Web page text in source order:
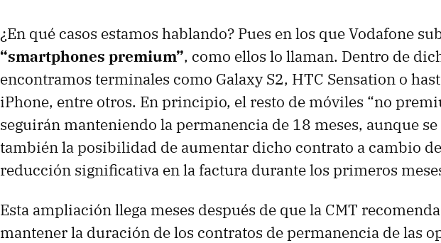
¿En qué casos estamos hablando? Pues en los que Vodafone
“smartphones premium”, como ellos lo llaman. Dentro de
encontramos terminales como Galaxy S2, HTC Sensation o
iPhone, entre otros. En principio, el resto de móviles “no
seguirán manteniendo la permanencia de 18 meses, aunque
también la posibilidad de aumentar dicho contrato a cambio
reducción significativa en la factura durante los primeros
Esta ampliación llega meses después de que la CMT
mantener la duración de los contratos de permanencia de las